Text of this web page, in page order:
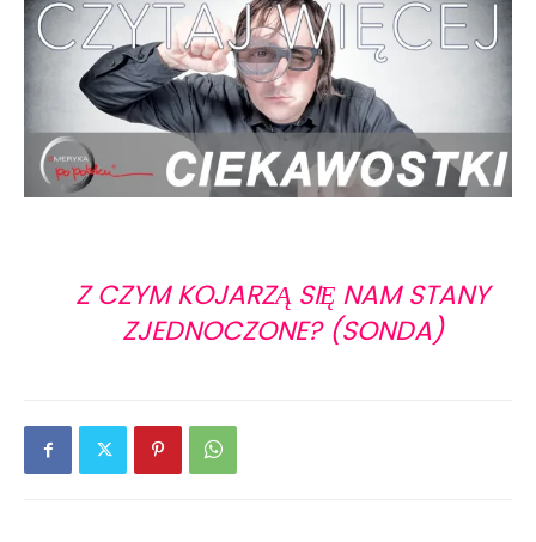
Z CZYM KOJARZĄ SIĘ NAM STANY
ZJEDNOCZONE? (SONDA)